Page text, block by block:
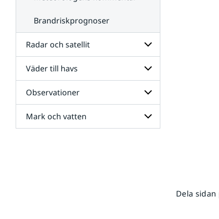
Brandriskprognoser
Radar och satellit
Undersidor
för
Radar
och
satellit
Väder till havs
Undersidor
för
Väder
till
havs
Observationer
Undersidor
för
Mark och vatten
Dela sidan